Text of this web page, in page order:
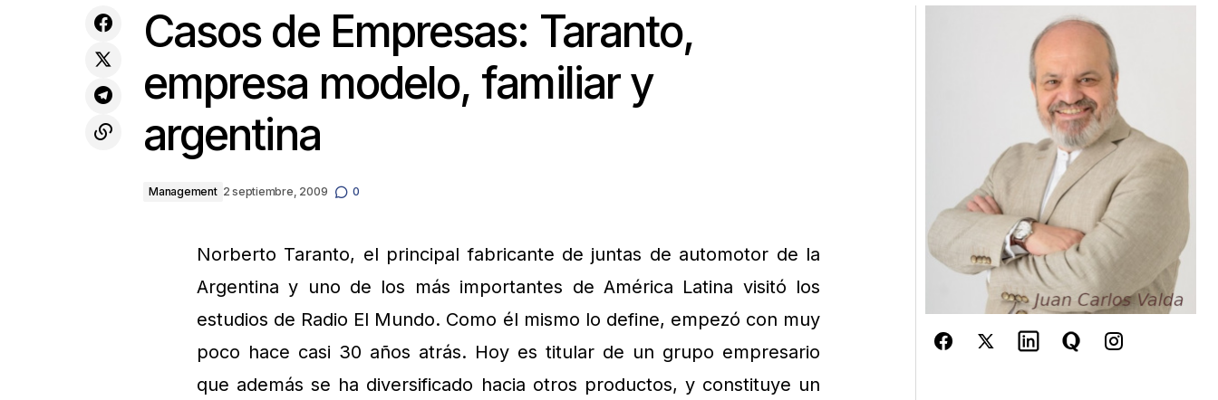
30 cosas que sabes pero no aplicas Casos de Empresas: Taranto, empresa modelo, familiar y argentina
Casos de Empresas: Taranto,
empresa modelo, familiar y
argentina
Management 2 septiembre, 2009 0
Norberto Taranto, el principal fabricante de juntas de automotor de la
Argentina y uno de los más importantes de América Latina visitó los
estudios de Radio El Mundo. Como él mismo lo define, empezó con muy
poco hace casi 30 años atrás. Hoy es titular de un grupo empresario
que además se ha diversificado hacia otros productos, y constituye un